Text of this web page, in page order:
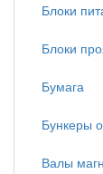
Блоки
Блоки
Бумага
Бункеры
Валы